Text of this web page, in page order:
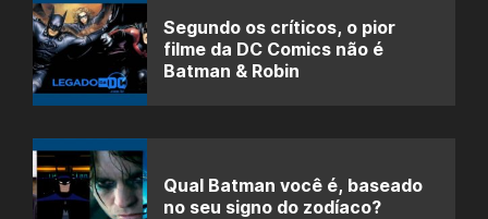
Segundo os críticos, o pior
filme da DC Comics não é
Batman & Robin
Qual Batman você é, baseado
no seu signo do zodíaco?